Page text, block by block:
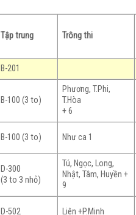
Tập trung Trông thi
B-201
B-100 (3 to)
Phương, T.Phi,
T.Hòa
+ 6
B-100 (3 to) Như ca 1
D-300
(3 to 3 nhỏ)
Tú, Ngọc, Long,
Nhật, Tâm, Huyền +
9
D-502 Liên +P.Minh